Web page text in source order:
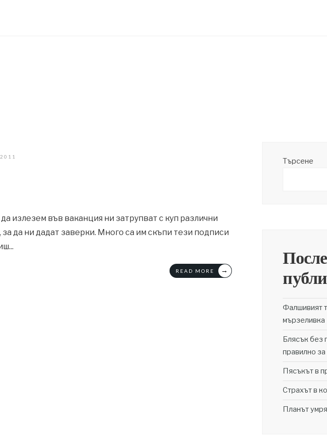
излезем във ваканция ни затрупват с куп различни
да ни дадат заверки. Много са им скъпи тези подписи
...
READ MORE →
Търсене
Фалшивият
мързеливка
Блясък без
правилно
Пясъкът в
Страхът в
Планът